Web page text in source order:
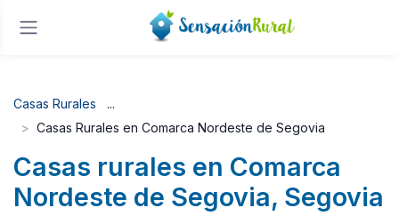
Casas Rurales
Casas Rurales en Comarca Nordeste de Segovia
Casas rurales en Comarca
Nordeste de Segovia, Segovia